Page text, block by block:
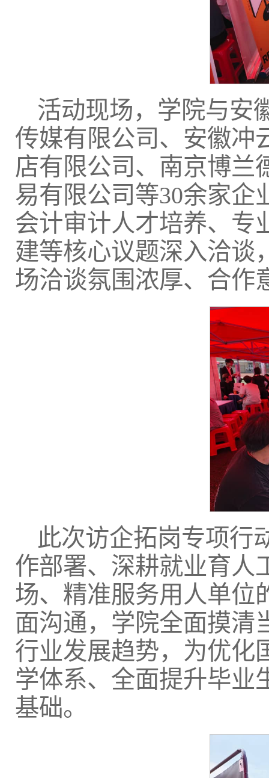
活动现场，学院与安
传媒有限公司、安徽冲
店有限公司、南京博兰
易有限公司等30余家企
会计审计人才培养、专
建等核心议题深入洽谈
场洽谈氛围浓厚、合作
此次访企拓岗专项行
作部署、深耕就业育人
场、精准服务用人单位
面沟通，学院全面摸清
行业发展趋势，为优化
学体系、全面提升毕业
基础。